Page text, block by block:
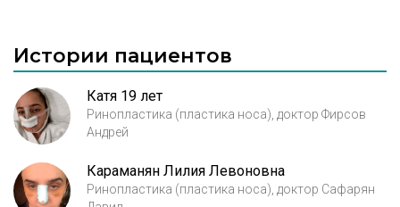
Истории пациентов
Катя 19 лет
Ринопластика (пластика носа), доктор Фирсов
Андрей
Караманян Лилия Левоновна
Ринопластика (пластика носа), доктор Сафарян